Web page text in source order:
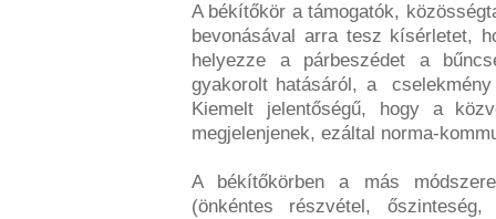
A békítőkör a támogatók,
bevonásával arra tesz kísérletet,
helyezze a párbeszédet a
gyakorolt hatásáról, a
Kiemelt jelentőségű, hogy a
megjelenjenek, ezáltal norma-
A békítőkörben a más
(önkéntes részvétel,